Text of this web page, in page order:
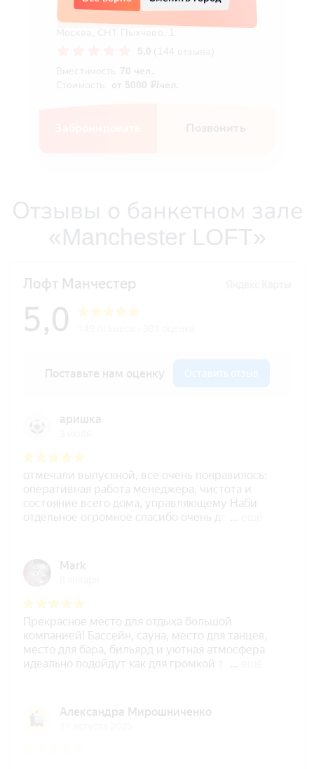
LOFT
Москва, СНТ Пыхчево, 1
5.0 (144 отзыва)
Вместимость 70 чел.
Стоимость: от 5000 ₽/чел.
Позвонить
Отзывы о банкетном зале
«Manchester LOFT»